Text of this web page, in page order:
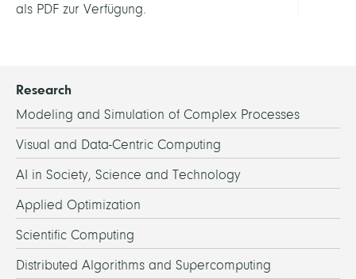
als PDF zur Verfügung.
Research
Modeling and Simulation of Complex Processes
Visual and Data-Centric Computing
AI in Society, Science and Technology
Applied Optimization
Scientific Computing
Distributed Algorithms and Supercomputing